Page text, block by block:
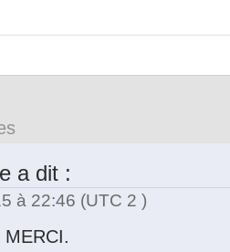
a dit :
à 22:46 (UTC 2 )